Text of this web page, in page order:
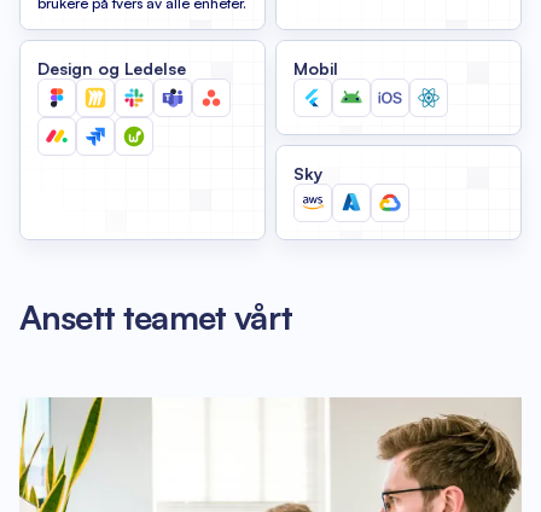
Design og Ledelse Mobil
Sky
Ansett teamet vårt